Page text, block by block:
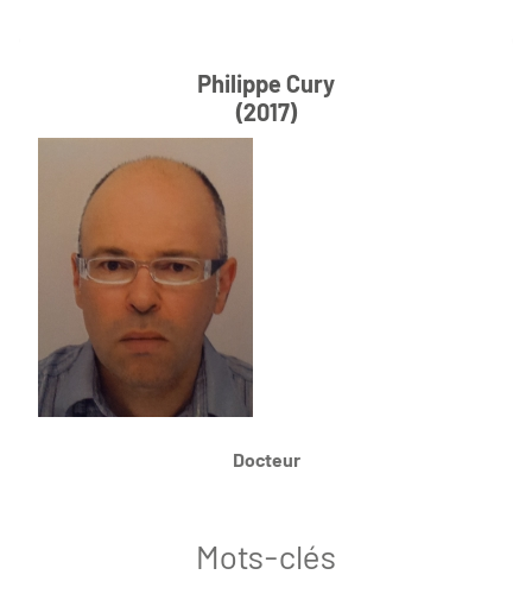
Philippe Cury
(2017)
Docteur
Mots-clés